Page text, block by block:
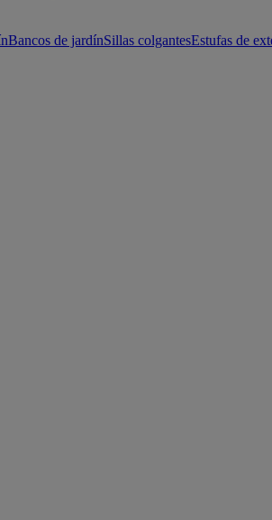
Bancos de jardínSillas colgantesEstufas de